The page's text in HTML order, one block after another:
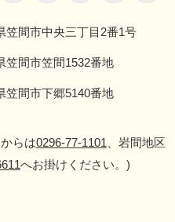
笠間市中央三丁目2番1号
笠間市笠間1532番地
笠間市下郷5140番地
らは0296-77-1101 、岩間地区
へお掛けください。)